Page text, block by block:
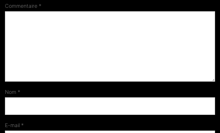
Commentaire *
Nom *
E-mail *